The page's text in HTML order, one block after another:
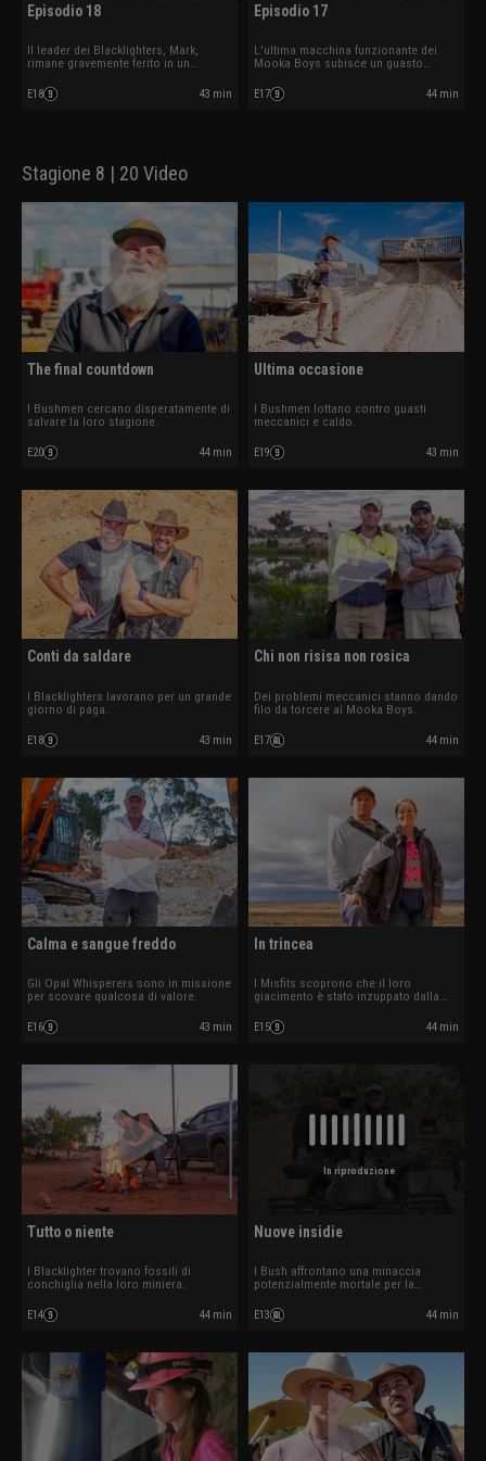
Episodio 18
Il leader dei Blacklighters, Mark,
rimane gravemente ferito in un
E18 43 min
Episodio 17
L'ultima macchina funzionante dei
Mooka Boys subisce un guasto
E17 44 min
Stagione 8 | 20 Video
The final countdown
I Bushmen cercano disperatamente di
salvare la loro stagione.
E20 44 min
Ultima occasione
I Bushmen lottano contro guasti
meccanici e caldo.
E19 43 min
Conti da saldare
I Blacklighters lavorano per un grande
giorno di paga.
E18 43 min
Chi non risisa non rosica
Dei problemi meccanici stanno dando
filo da torcere ai Mooka Boys.
E17 44 min
Calma e sangue freddo
Gli Opal Whisperers sono in missione
per scovare qualcosa di valore.
E16 43 min
In trincea
I Misfits scoprono che il loro
giacimento è stato inzuppato dalla
E15 44 min
Tutto o niente
I Blacklighter trovano fossili di
conchiglia nella loro miniera.
E14 44 min
In riproduzione
Nuove insidie
I Bush affrontano una minaccia
potenzialmente mortale per la
E13 44 min